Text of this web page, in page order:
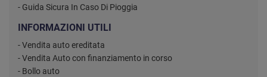
- Guida Sicura In Caso Di Pioggia
INFORMAZIONI UTILI
- Vendita auto ereditata
- Vendita Auto con finanziamento in corso
- Bollo auto